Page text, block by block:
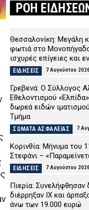
ΡΟΗ
Θεσσαλονίκη: Μεγάλη
φωτιά στο
ισχυρές επίγειες και
ΕΙΔΗΣΕΙΣ 7 Αυγούστου
Γρεβενά: Ο Σύλλογος
Εθελοντισμού
δωρεά ειδών
Τμήμα
ΣΩΜΑΤΑ ΑΣΦΑΛΕΙΑΣ 7
Κορινθία: Μήνυμα του
Στεφάνι –
ΕΙΔΗΣΕΙΣ 7 Αυγούστου
Πιερία: Συνελήφθησαν
διέρρηξαν ΙΧ και
άνω των 19.000 ευρώ